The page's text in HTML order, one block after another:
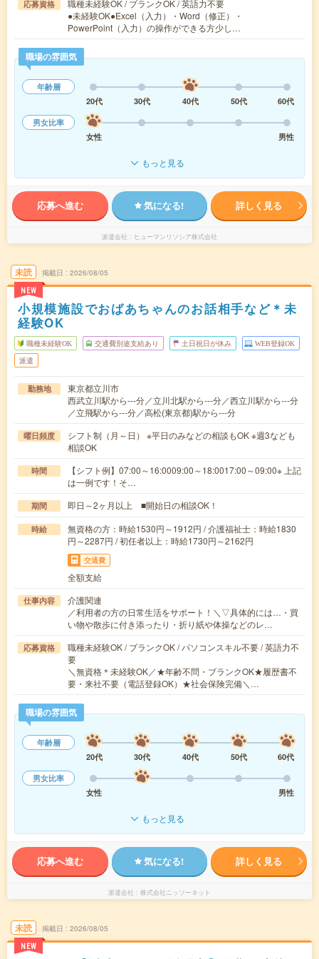
応募資格
職種未経験OK / ブランクOK / 英語力不要
●未経験OK●Excel（入力）・Word（修正）・
PowerPoint（入力）の操作ができる方少し…
職場の雰囲気
年齢層
20代
30代 40代 50代
60代
男女比率
女性
男性
もっと見る
応募へ進む 気になる! 詳しく見る
派遣会社 ヒューマンリソシア株式会社
未読
NEW
掲載日 2026/08/05
小規模施設でおばあちゃんのお話相手など＊未
経験OK
職種未経験OK 交通費別途支給あり 土日祝日が休み WEB登録OK
派遣
勤務地
東京都立川市
西武立川駅から---分／立川北駅から---分／西立川駅から---分
／立飛駅から---分／高松(東京都)駅から---分
曜日頻度
シフト制（月～日） ※平日のみなどの相談もOK ※週3なども
相談OK
時間
【シフト例】07:00～16:0009:00～18:0017:00～09:00※ 上記
は一例です！そ…
期間 即日～2ヶ月以上 ■開始日の相談OK！
時給
無資格の方：時給1530円～1912円 / 介護福祉士：時給1830
円～2287円 / 初任者以上：時給1730円～2162円
交通費
全額支給
仕事内容
介護関連
／利用者の方の日常生活をサポート！＼▽具体的には…・買
い物や散歩に付き添ったり・折り紙や体操などのレ…
応募資格
職種未経験OK / ブランクOK / パソコンスキル不要 / 英語力不
要
＼無資格＊未経験OK／★年齢不問・ブランクOK★履歴書不
要・来社不要（電話登録OK）★社会保険完備＼…
職場の雰囲気
年齢層
20代
30代 40代 50代
60代
男女比率
女性
男性
もっと見る
応募へ進む 気になる! 詳しく見る
派遣会社 株式会社ニッソーネット
未読
NEW
掲載日 2026/08/05